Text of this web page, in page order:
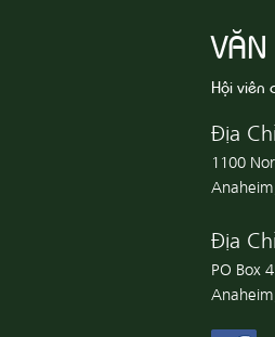
Hội viên
Địa
1100
Địa
PO Box